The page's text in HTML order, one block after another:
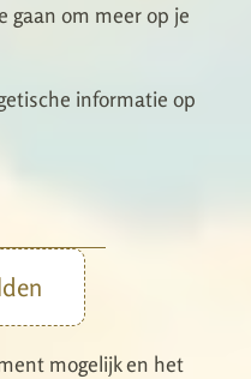
gaan om meer op je
informatie op
mogelijk en het